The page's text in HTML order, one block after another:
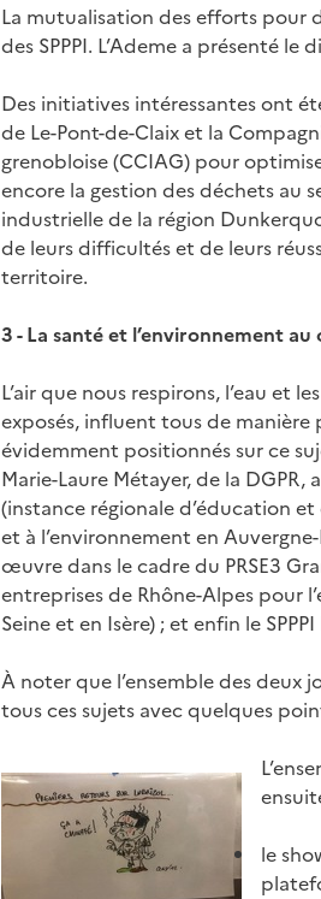
La mutualisation des efforts pour
des SPPPI. L’Ademe a présenté
Des initiatives intéressantes ont
de Le-Pont-de-Claix et la
grenobloise (CCIAG) pour
encore la gestion des déchets au
industrielle de la région
de leurs difficultés et de leurs
territoire.
3 - La santé et l’environnement
L’air que nous respirons, l’eau et
exposés, influent tous de manière
évidemment positionnés sur ce
Marie-Laure Métayer, de la DGPR,
(instance régionale d’éducation
et à l’environnement en
œuvre dans le cadre du PRSE3
entreprises de Rhône-Alpes pour
Seine et en Isère) ; et enfin le
À noter que l’ensemble des deux
tous ces sujets avec quelques
le